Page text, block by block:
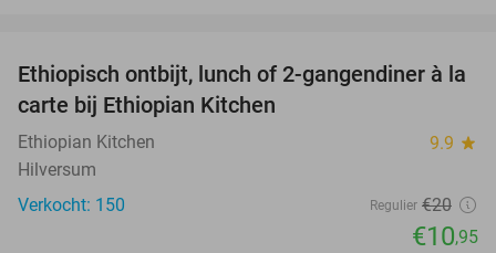
45%
Ethiopisch ontbijt, lunch of 2-gangendiner à la
carte bij Ethiopian Kitchen
Ethiopian Kitchen 9.9 star
Hilversum
Verkocht: 150
Regulier €20
€10,95